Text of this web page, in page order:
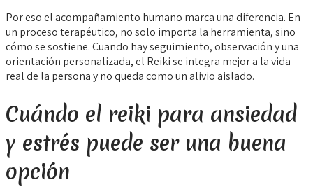
Por eso el acompañamiento humano marca una diferencia. En
un proceso terapéutico, no solo importa la herramienta, sino
cómo se sostiene. Cuando hay seguimiento, observación y una
orientación personalizada, el Reiki se integra mejor a la vida
real de la persona y no queda como un alivio aislado.
Cuándo el reiki para ansiedad
y estrés puede ser una buena
opción